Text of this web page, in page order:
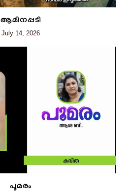
ആമിനപ്പടി
July 14, 2026
പൂമരം